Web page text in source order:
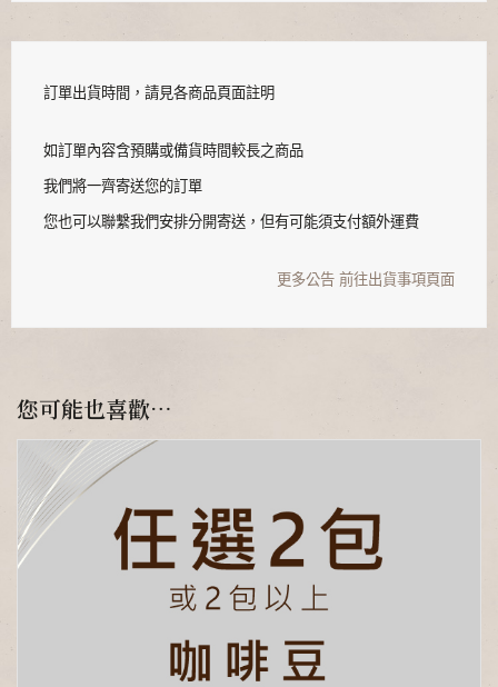
訂單出貨時間，請見各商品頁面註明
如訂單內容含預購或備貨時間較長之商品
我們將一齊寄送您的訂單
您也可以聯繫我們安排分開寄送，但有可能須支付額外運費
更多公告 前往出貨事項頁面
您可能也喜歡…